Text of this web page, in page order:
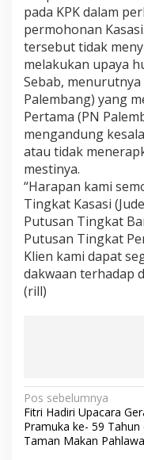
pada KPK dalam
permohonan
tersebut tidak
melakukan upaya
Sebab,
Palembang) yang
Pertama (PN
mengandung
atau tidak
mestinya.
“Harapan kami
Tingkat Kasasi
Putusan Tingkat
Putusan Tingkat
Klien kami dapat
dakwaan terhadap
(rill)
N
a
v
Pos sebelumnya
Fitri Hadiri Upacara
Pramuka ke- 59 Tahun
Taman Makan